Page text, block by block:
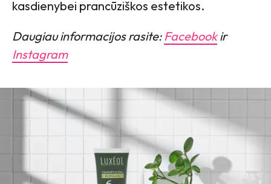
kasdienybei prancūziškos estetikos.
Daugiau informacijos rasite:Facebookir
Instagram